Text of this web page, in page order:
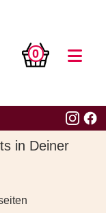
0
in Deiner